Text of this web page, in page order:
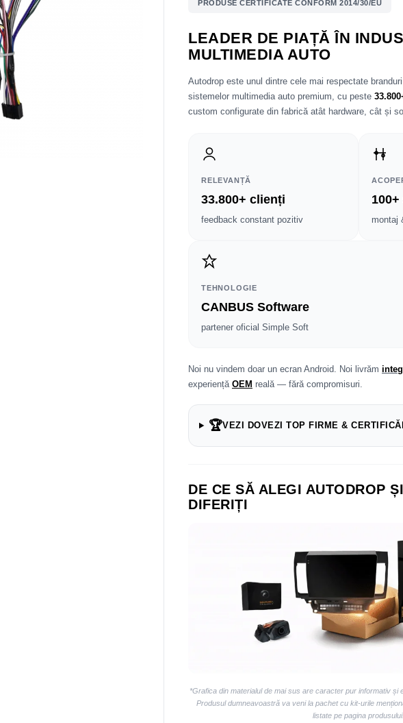
PRODUSE CERTIFICATE CONFORM 2014/30/EU
LEADER DE PIAȚĂ ÎN
MULTIMEDIA AUTO
Autodrop este unul dintre cele mai respectate
sistemelor multimedia auto premium, cu peste
custom configurate din fabrică atât hardware, cât și
RELEVANȚĂ
33.800+ clienți
feedback constant pozitiv montaj
TEHNOLOGIE
CANBUS Software
partener oficial Simple Soft
Noi nu vindem doar un ecran Android. Noi livrăm
experiență OEM reală — fără compromisuri.
🏆VEZI DOVEZI TOP FIRME &
DE CE SĂ ALEGI AUTODROP
DIFERIȚI
*Grafica din materialul de mai sus are caracter pur informativ și
Produsul dumneavoastră va veni la pachet cu kit-urile
listate pe pagina produsului.